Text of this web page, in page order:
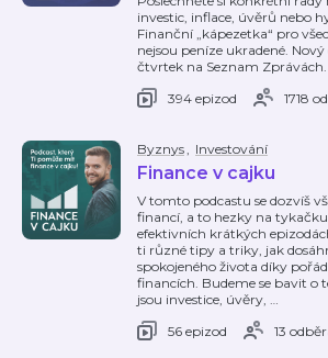
investic, inflace, úvěrů nebo
Finanční „kápezetka“ pro
nejsou peníze ukradené.
čtvrtek na Seznam Zprávách.
394 epizod
1718
Byznys, Investování
Finance v cajku
V tomto podcastu se dozvíš
financí, a to hezky na
efektivních krátkých
ti různé tipy a triky, jak
spokojeného života díky
financích. Budeme se bavit o
jsou investice, úvěry, …
56 epizod
13